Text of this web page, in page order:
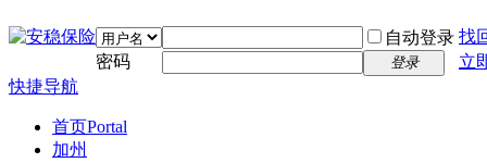
自动登录 找
密码
登录
立
快捷导航
首页Portal
加州